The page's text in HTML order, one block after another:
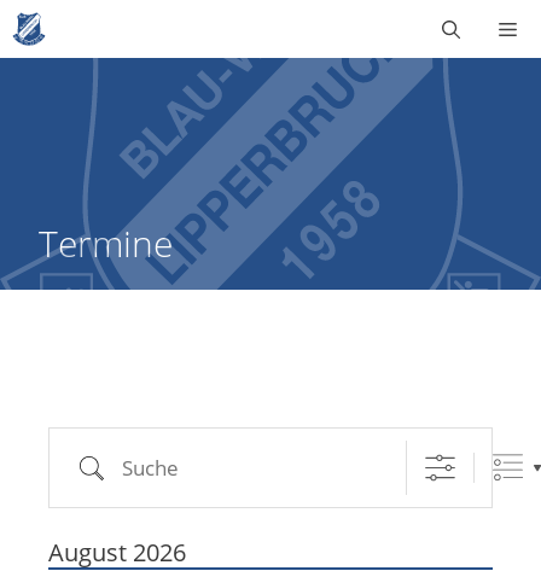
Zum
Inhalt
Termine
Suche
August 2026